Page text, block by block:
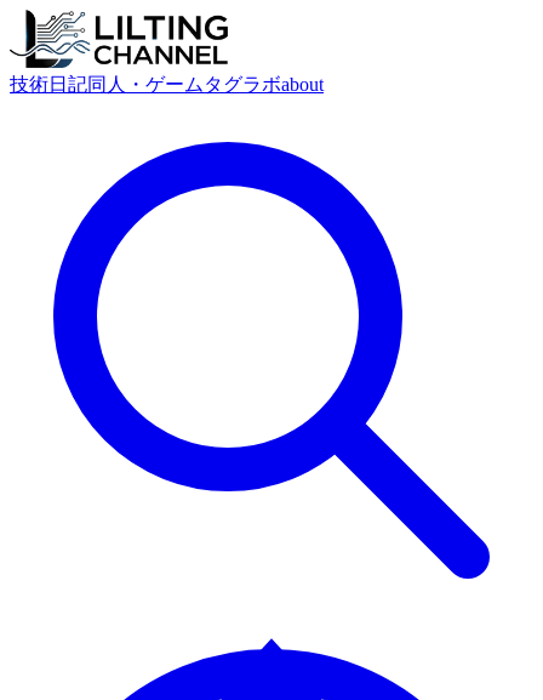
技術日記同人・ゲーム タグラボabout